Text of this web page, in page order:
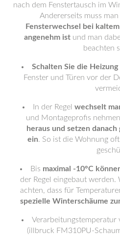
nach dem Fenstertausch im
Andererseits muss
Fensterwechsel bei
angenehm istund man
beachten
Schalten Sie die Heizung
Fenster und Türen vor der
In der Regel wechselt
und Montageprofis nehmen
heraus und setzen
ein. So ist die Wohnung
Bis maximal -10°C
der Regel eingebaut
achten, dass für
spezielle Winterschäume
Verarbeitungstemperatur
(illbruck FM310PU-